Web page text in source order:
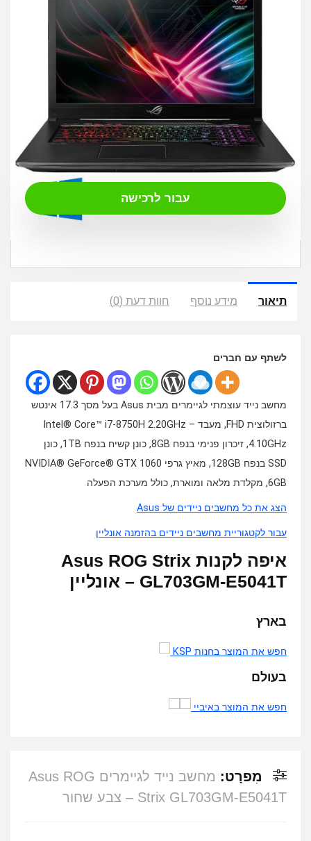
₪7,290.00
עבור לרכישה
תיאור מידע נוסף חוות דעת (0)
לשתף עם חברים
מחשב נייד עוצמתי לגיימרים מבית Asus בעל מסך 17.3 אינטש
ברזולוצית FHD, מעבד Intel® Core™ i7-8750H 2.20GHz –
4.10GHz, זיכרון פנימי בנפח 8GB, כונן קשיח בנפח 1TB, כונן
SSD בנפח 128GB, מאיץ גרפי NVIDIA® GeForce® GTX 1060
6GB, מקלדת מלאה ומוארת, כולל מערכת הפעלה
הצג את כל מחשבים ניידים של Asus
עבור לקטגוריית מחשבים ניידים בהזמנה אונליין
איפה לקנות Asus ROG Strix
GL703GM-E5041T – אונליין
בארץ
חפש את המוצר בחנות KSP
בעולם
חפש את המוצר באיביי
מִפרָט:
מחשב נייד לגיימרים Asus ROG
Strix GL703GM-E5041T – צבע שחור